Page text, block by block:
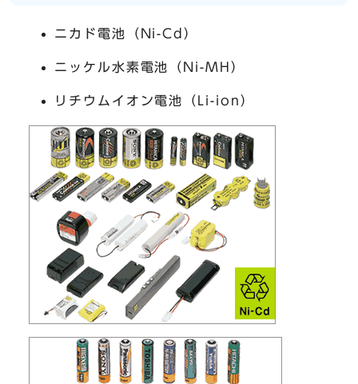
ニカド電池（Ni-Cd）
ニッケル水素電池（Ni-MH）
リチウムイオン電池（Li-ion）